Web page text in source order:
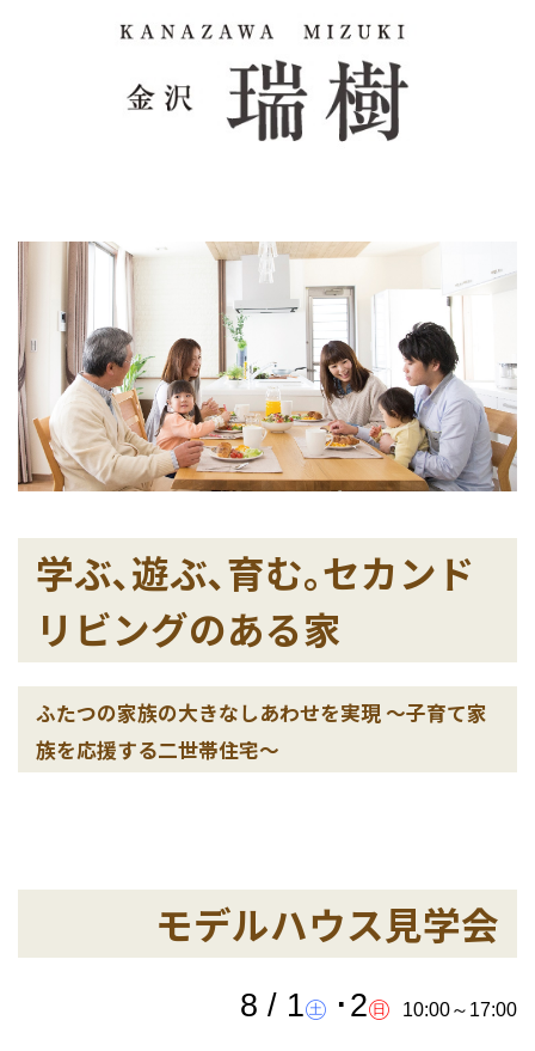
学ぶ､遊ぶ､育む｡セカンド
リビングのある家
ふたつの家族の大きなしあわせを実現 ～子育て家
族を応援する二世帯住宅～
モデルハウス見学会
8 / 1㊏ ･2㊐ 10:00～17:00